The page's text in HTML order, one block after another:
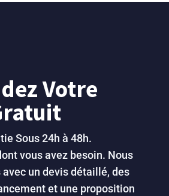
Votre
Sous 24h à 48h.
vous avez besoin. Nous
un devis détaillé, des
et une proposition